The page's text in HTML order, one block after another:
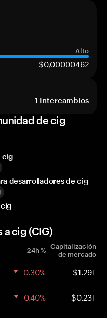
Alto
$0,00000462
1 Intercambios
de cig
cig
desarrolladores de cig
a cig (CIG)
24h % Capitalización
de mercado
-0.30% $1.29T
-0.40% $0.23T